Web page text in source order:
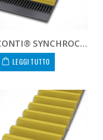
CONTI® SYNCHROCHAIN CARBON CTD 14M 1190 450 C CUSTOM
LEGGI TUTTO